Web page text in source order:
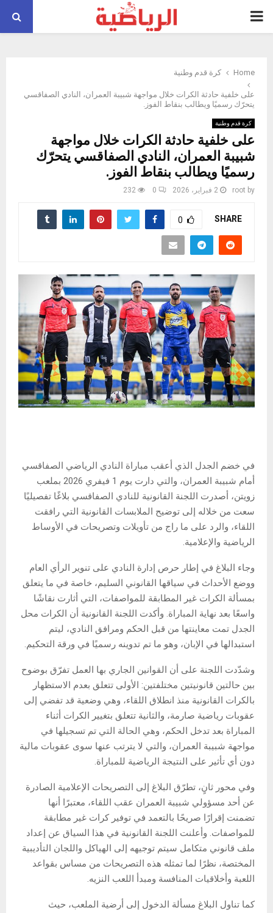
PRIMARY
Home كرة قدم وطنية
على خلفية حادثة الكرات خلال مواجهة شبيبة العمران، النادي الصفاقسي
يتحرّك رسميًا ويطالب بنقاط الفوز.
كرة قدم وطنية
على خلفية حادثة الكرات خلال مواجهة
شبيبة العمران، النادي الصفاقسي يتحرّك
رسميًا ويطالب بنقاط الفوز.
by
root 2 فبراير، 2026 0
232
SHARE
0
في خضم الجدل الذي أعقب مباراة النادي الرياضي الصفاقسي
أمام شبيبة العمران، والتي دارت يوم 1 فيفري 2026 بملعب
زويتن، أصدرت اللجنة القانونية للنادي الصفاقسي بلاغًا تفصيليًا
سعت من خلاله إلى توضيح الملابسات القانونية التي رافقت
اللقاء، والرد على ما راج من تأويلات وتصريحات في الأوساط
الرياضية والإعلامية.
وجاء البلاغ في إطار حرص إدارة النادي على تنوير الرأي العام
ووضع الأحداث في سياقها القانوني السليم، خاصة في ما يتعلق
بمسألة الكرات غير المطابقة للمواصفات، التي أثارت نقاشًا
واسعًا بعد نهاية المباراة. وأكدت اللجنة القانونية أن الكرات محل
الجدل تمت معاينتها من قبل الحكم ومرافق النادي، ليتم
استبدالها في الإبان، وهو ما تم تدوينه رسميًا في ورقة التحكيم.
وشدّدت اللجنة على أن القوانين الجاري بها العمل تفرّق بوضوح
بين حالتين قانونيتين مختلفتين: الأولى تتعلق بعدم الاستظهار
بالكرات القانونية منذ انطلاق اللقاء، وهي وضعية قد تفضي إلى
عقوبات رياضية صارمة، والثانية تتعلق بتغيير الكرات أثناء
المباراة بعد تدخل الحكم، وهي الحالة التي تم تسجيلها في
مواجهة شبيبة العمران، والتي لا يترتب عنها سوى عقوبات مالية
دون أي تأثير على النتيجة الرياضية للمباراة.
وفي محور ثانٍ، تطرّق البلاغ إلى التصريحات الإعلامية الصادرة
عن أحد مسؤولي شبيبة العمران عقب اللقاء، معتبرًا أنها
تضمنت إقرارًا صريحًا بالتعمد في توفير كرات غير مطابقة
للمواصفات. وأعلنت اللجنة القانونية في هذا السياق عن إعداد
ملف قانوني متكامل سيتم توجيهه إلى الهياكل واللجان التأديبية
المختصة، نظرًا لما تمثله هذه التصريحات من مساس بقواعد
اللعبة وأخلاقيات المنافسة ومبدأ اللعب النزيه.
كما تناول البلاغ مسألة الدخول إلى أرضية الملعب، حيث